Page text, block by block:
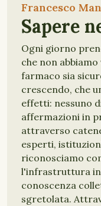
Francesco
Sapere
Ogni giorno
che non
farmaco sia
crescendo, che
effetti: nessuno
affermazioni in
attraverso
esperti,
riconosciamo
l'infrastruttura
conoscenza
sgretolata.